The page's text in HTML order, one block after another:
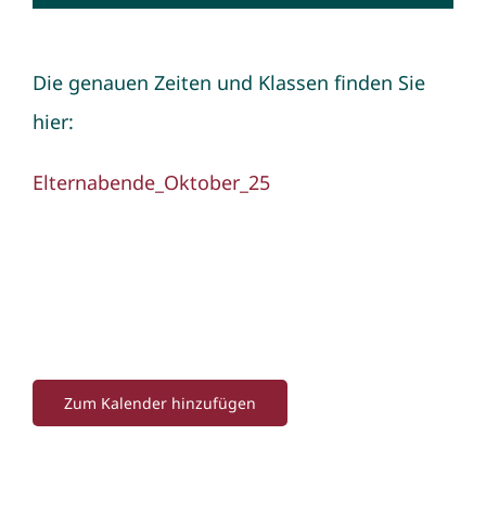
Die genauen Zeiten und Klassen finden Sie
hier:
Elternabende_Oktober_25
Zum Kalender hinzufügen